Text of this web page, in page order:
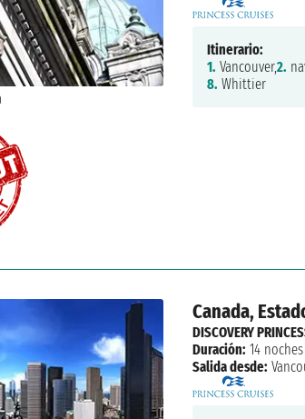
Itinerario:
1. Vancouver,2.
8. Whittier
Canada,
DISCOVERY
Duración: 14 noches
Salida desde: